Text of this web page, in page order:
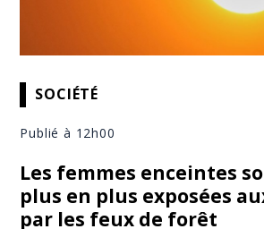
SOCIÉTÉ
Publié à 12h00
Les femmes enceintes
plus en plus exposées
par les feux de forêt